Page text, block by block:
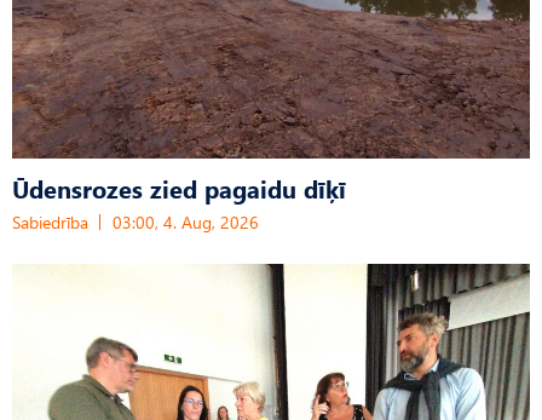
Ūdensrozes zied pagaidu dīķī
Sabiedrība 03:00, 4. Aug, 2026